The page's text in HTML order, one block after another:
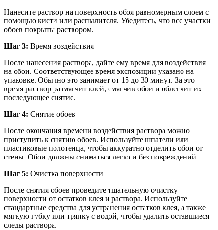
Нанесите раствор на поверхность обоя равномерным слоем с
помощью кисти или распылителя. Убедитесь, что все участки
обоев покрыты раствором.
Шаг 3: Время воздействия
После нанесения раствора, дайте ему время для воздействия
на обои. Соответствующее время экспозиции указано на
упаковке. Обычно это занимает от 15 до 30 минут. За это
время раствор размягчит клей, смягчив обои и облегчит их
последующее снятие.
Шаг 4: Снятие обоев
После окончания времени воздействия раствора можно
приступить к снятию обоев. Используйте шпатели или
пластиковые полотенца, чтобы аккуратно отделить обои от
стены. Обои должны сниматься легко и без повреждений.
Шаг 5: Очистка поверхности
После снятия обоев проведите тщательную очистку
поверхности от остатков клея и раствора. Используйте
стандартные средства для устранения остатков клея, а также
мягкую губку или тряпку с водой, чтобы удалить оставшиеся
следы раствора.